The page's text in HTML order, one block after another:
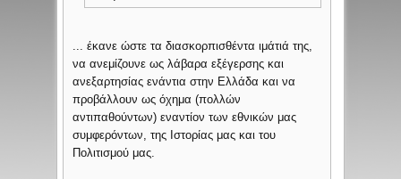
... έκανε ώστε τα διασκορπισθέντα ιμάτιά της,
να ανεμίζουνε ως λάβαρα εξέγερσης και
ανεξαρτησίας ενάντια στην Ελλάδα και να
προβάλλουν ως όχημα (πολλών
αντιπαθούντων) εναντίον των εθνικών μας
συμφερόντων, της Ιστορίας μας και του
Πολιτισμού μας.